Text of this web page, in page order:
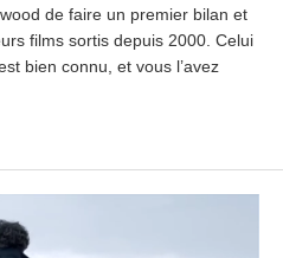
de faire un premier bilan et
films sortis depuis 2000. Celui
bien connu, et vous l’avez